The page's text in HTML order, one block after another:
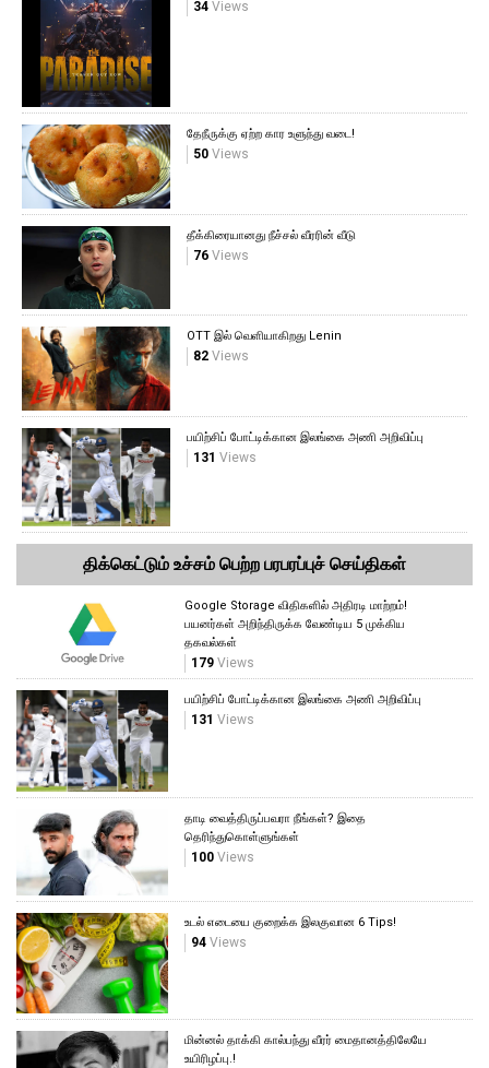
34Views
தேநீருக்கு ஏற்ற கார உளுந்து வடை!
50Views
தீக்கிரையானது நீச்சல் வீரரின் வீடு
76Views
OTT இல் வெளியாகிறது Lenin
82Views
பயிற்சிப் போட்டிக்கான இலங்கை அணி அறிவிப்பு
131 Views
திக்கெட்டும் உச்சம் பெற்ற பரபரப்புச் செய்திகள்
Google Storage விதிகளில் அதிரடி மாற்றம்!
பயனர்கள் அறிந்திருக்க வேண்டிய 5 முக்கிய
தகவல்கள்
179 Views
பயிற்சிப் போட்டிக்கான இலங்கை அணி அறிவிப்பு
131 Views
தாடி வைத்திருப்பவரா நீங்கள்? இதை
தெரிந்துகொள்ளுங்கள்
100 Views
உடல் எடையை குறைக்க இலகுவான 6 Tips!
94 Views
மின்னல் தாக்கி கால்பந்து வீரர் மைதானத்திலேயே
உயிரிழப்பு.!